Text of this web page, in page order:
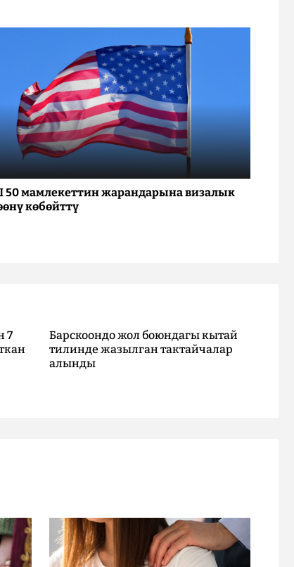
мамлекеттин жарандарына визалык
көбөйттү
7
Барскоондо жол боюндагы кытай
тилинде жазылган тактайчалар
алынды